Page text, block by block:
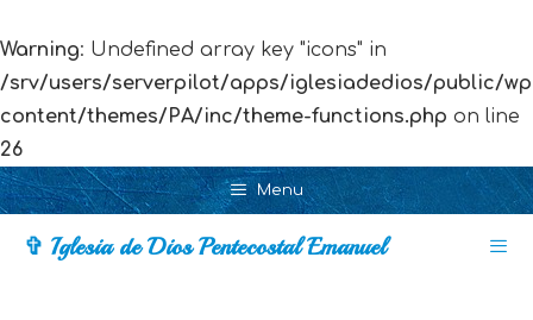
Warning: Undefined array key "icons" in
/srv/users/serverpilot/apps/iglesiadedios/public/
content/themes/PA/inc/theme-functions.php on line
26
Skip
to
content
Menu
✞ Iglesia de Dios Pentecostal Emanuel